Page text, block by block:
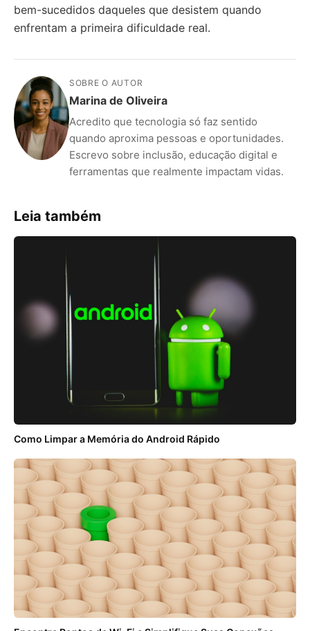
bem-sucedidos daqueles que desistem quando
enfrentam a primeira dificuldade real.
SOBRE O AUTOR
Marina de Oliveira
Acredito que tecnologia só faz sentido
quando aproxima pessoas e oportunidades.
Escrevo sobre inclusão, educação digital e
ferramentas que realmente impactam vidas.
Leia também
Como Limpar a Memória do Android Rápido